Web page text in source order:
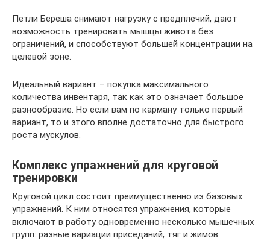
Петли Береша снимают нагрузку с предплечий, дают
возможность тренировать мышцы живота без
ограничений, и способствуют большей концентрации на
целевой зоне.
Идеальный вариант – покупка максимального
количества инвентаря, так как это означает большое
разнообразие. Но если вам по карману только первый
вариант, то и этого вполне достаточно для быстрого
роста мускулов.
Комплекс упражнений для круговой
тренировки
Круговой цикл состоит преимущественно из базовых
упражнений. К ним относятся упражнения, которые
включают в работу одновременно несколько мышечных
групп: разные вариации приседаний, тяг и жимов.